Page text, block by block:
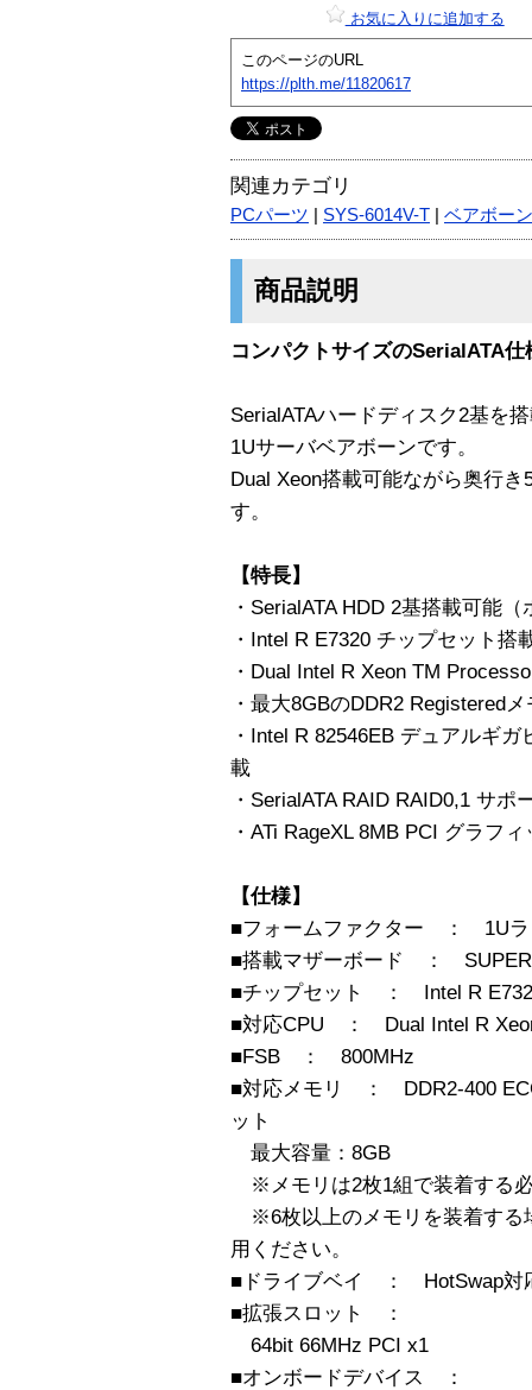
お気に入りに追加する
このページのURL
https://plth.me/11820617
関連カテゴリ
PCパーツ SYS-6014V-T ベアボーン
商品説明
コンパクトサイズのSerialATA
SerialATAハードディスク2基を
1Uサーバベアボーンです。
Dual Xeon搭載可能ながら奥行
す。
【特長】
・SerialATA HDD 2基搭載可能
・Intel R E7320 チップセット搭
・Dual Intel R Xeon TM
・最大8GBのDDR2 Registered
・Intel R 82546EB デュアルギ
載
・SerialATA RAID RAID0,1 サポ
・ATi RageXL 8MB PCI グラフ
【仕様】
■フォームファクター ： 1Uラ
■搭載マザーボード ： SUPER
■チップセット ： Intel R
■対応CPU ： Dual Intel R
■FSB ： 800MHz
■対応メモリ ： DDR2-400
ット
最大容量：8GB
※メモリは2枚1組で装着する
※6枚以上のメモリを装着する
用ください。
■ドライブベイ ： HotSwap対
■拡張スロット ：
64bit 66MHz PCI x1
■オンボードデバイス ：